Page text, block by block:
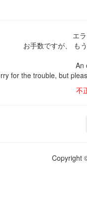
エ
お手数ですが、
も
An
for the trouble, but
不
Copyright